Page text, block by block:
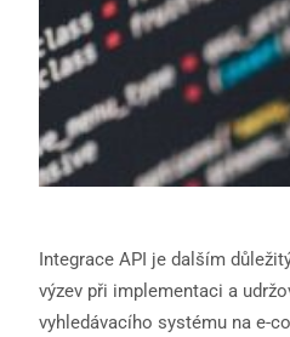
Integrace API je dalším
výzev při implementaci a
vyhledávacího systému na e-